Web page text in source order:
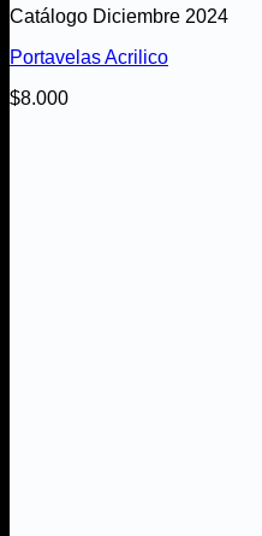
Catálogo Diciembre 2024
Portavelas Acrilico
$8.000